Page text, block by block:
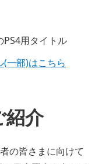
用タイトル
一部)はこちら
紹介
の皆さまに向けて